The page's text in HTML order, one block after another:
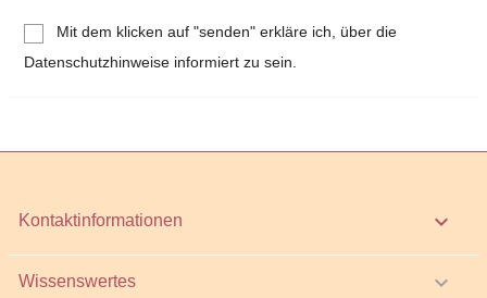
Mit dem klicken auf "senden" erkläre ich, über die
Datenschutzhinweise informiert zu sein.
Kontaktinformationen keyboard_arrow_down
Wissenswertes 